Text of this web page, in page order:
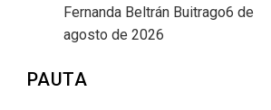
Fernanda Beltrán Buitrago6 de
agosto de 2026
PAUTA